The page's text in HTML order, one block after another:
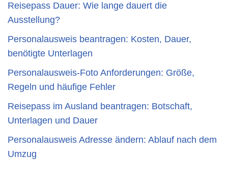
Reisepass Dauer: Wie lange dauert die
Ausstellung?
Personalausweis beantragen: Kosten, Dauer,
benötigte Unterlagen
Personalausweis-Foto Anforderungen: Größe,
Regeln und häufige Fehler
Reisepass im Ausland beantragen: Botschaft,
Unterlagen und Dauer
Personalausweis Adresse ändern: Ablauf nach dem
Umzug